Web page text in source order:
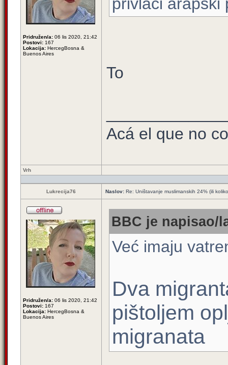
Pridružen/a: 06 lis 2020, 21:42
Postovi: 167
Lokacija: HercegBosna &
Buenos Aires
To
Acá el que no
Vrh
Lukrecija76 Naslov: Re: Uništavanje muslimanskih 24% (ili
Pridružen/a: 06 lis 2020, 21:42
Postovi: 167
Lokacija: HercegBosna &
Buenos Aires
BBC je napisao/
Već imaju
Dva
pištoljem
migranata